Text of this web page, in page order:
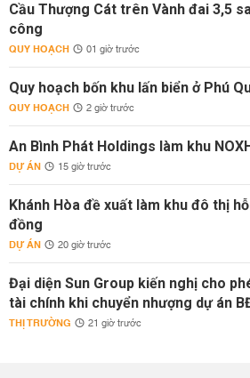
Cầu Thượng Cát trên Vành đai 3,5
công
QUY HOẠCH 01 giờ trước
Quy hoạch bốn khu lấn biển ở Phú
QUY HOẠCH 2 giờ trước
An Bình Phát Holdings làm khu
DỰ ÁN 15 giờ trước
Khánh Hòa đề xuất làm khu đô thị
đồng
DỰ ÁN 20 giờ trước
Đại diện Sun Group kiến nghị cho
tài chính khi chuyển nhượng dự án
THỊ TRƯỜNG 21 giờ trước